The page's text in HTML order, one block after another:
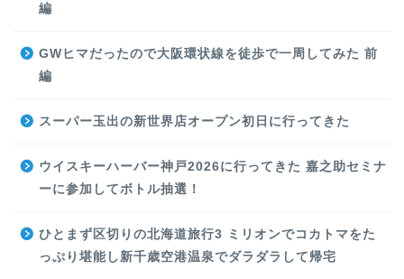
編
GWヒマだったので大阪環状線を徒歩で一周してみた 前
編
スーパー玉出の新世界店オープン初日に行ってきた
ウイスキーハーバー神戸2026に行ってきた 嘉之助セミナ
ーに参加してボトル抽選！
ひとまず区切りの北海道旅行3 ミリオンでコカトマをた
っぷり堪能し新千歳空港温泉でダラダラして帰宅